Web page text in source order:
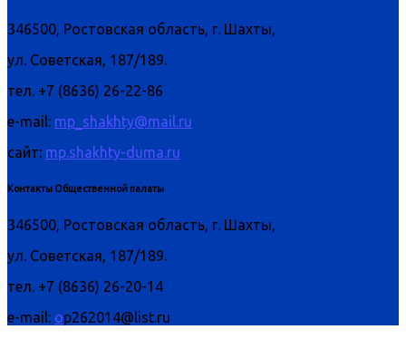
346500, Ростовская область, г. Шахты,
ул. Советская, 187/189.
тел. +7 (8636) 26-22-86
e-mail: mp_shakhty@mail.ru
сайт: mp.shakhty-duma.ru
Контакты Общественной палаты
346500, Ростовская область, г. Шахты,
ул. Советская, 187/189.
тел. +7 (8636) 26-20-14
e-mail: op262014@list.ru